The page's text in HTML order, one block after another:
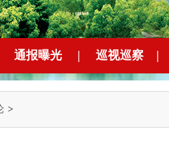
通报曝光 | 巡视巡察 |
>